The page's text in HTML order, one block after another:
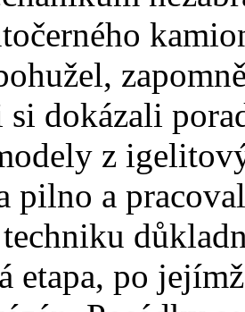
si dokázali
z
pilno a
etapa, po